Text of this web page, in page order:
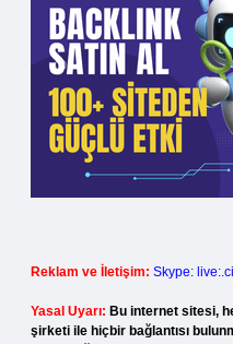
Reklam ve İletişim: Skype:
Yasal Uyarı: Bu internet sitesi,
şirketi ile hiçbir bağlantısı